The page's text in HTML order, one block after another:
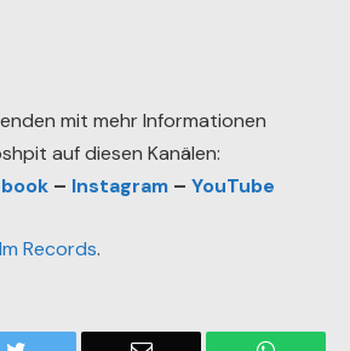
mit mehr Informationen
auf diesen Kanälen:
– Instagram – YouTube
Records.